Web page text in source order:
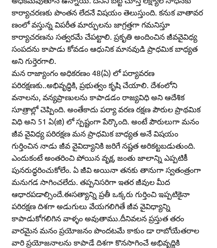
కార్యాచరణకు పొంతన లేదనే విషయం తెలుస్తుంది. కనుక వాతావర
ణంలో వస్తున్న విపరీత మార్పులను జాగ్రత్తగా గమనిస్తూ
కార్యాచరణను సత్వరమే చేపట్టాలి. ప్రకృతి అందించిన జీవవైవిధ్య
సంపదను కాపాడు కోవడం ఆధునిక మానవుడి ప్రాధమిక బాధ్యత
అని గుర్తెరగాలి.
మన రాజ్యాంగం అధికరణం 48(ఏ) లో పర్యావరణ
పరిరక్షణకు..అభివృద్ధికి, ప్రభుత్వం కృషి చేయాలి. దేశంలోని
వనాలను, వన్యప్రాణులను కాపాడడం రాజ్యవిధి అని ఆదేశిక
సూత్రాల్లో చెప్పింది. అంతేకాదు పర్యా వరణ రక్షణ పౌరుల ప్రాథమిక
విధి అని 51 ఏ(జి) లో స్పష్టంగా పేర్కొంది. అంటే పౌరులుగా మనం
జీవ వైవిధ్య పరిరక్షణ మన ప్రాధమిక బాధ్యత అనే విషయం
గుర్తించిన నాడు జీవ వైవిద్యానికి జరిగే నష్టత అరికట్టబడుతుంది.
ఎందుకంటే అంతరించి పోయిన వృక్ష, జంతు జాలాన్ని ఎప్పటికీ
పునరుద్ధరించుకోలేం. ఏ జీవి అయినా తనకు తానుగా స్వతంత్రంగా
మనుగడ సాగించలేదు. తప్పనిసరిగా ఇతర జీవుల మీద
ఆధారపడాల్సిందే.ఈసత్యాన్ని ప్రతీ ఒక్కరు గుర్తించి ఇప్పటికైనా
పరిరక్షణ దిశగా అడుగులు వేయగలిగితే జీవ వైవిధ్యాన్ని
కాపాడుకోగలిగిన వాళ్ళం అవుతాము.దీనివలన ప్రస్తుత తరం
వారమైన మనం ప్రయోజనం పొందటమే కాకుం డా రాబోయేతరాల
వారి ప్రయోజనాలను కాపాడే దిశగా కొనసాగించే అభివృద్ధికి